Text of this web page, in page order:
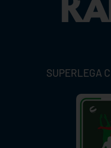
SUPERLEGA